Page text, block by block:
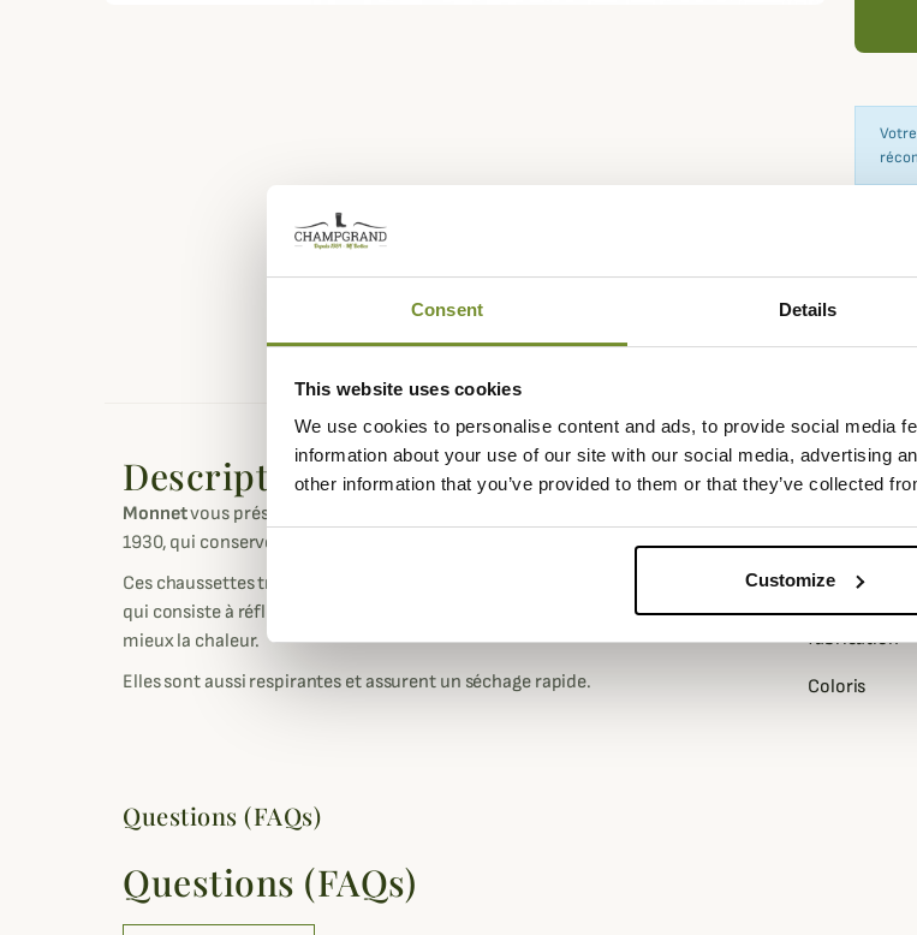
Consent Details
This website uses cookies
We use cookies to personalise content and ads, to provide social media
information about your use of our site with our social media, advertising
other information that you’ve provided to them or that they’ve collected
Customize
Description
Monnetvous présente ces sous-chaussettes Thermiques, conçues en France depuis
1930, qui conserve la chaleur de votre corps pour agir comme un véritable isolant.
Ces chaussettes très fines sont dotées de la technologie IR-REFLEX TECHNOLOGIE
qui consiste à réfléchir les infrarouges émit par le corps et donc de conserver au
mieux la chaleur.
Elles sont aussi respirantes et assurent un séchage rapide.
Fiche
Pays de
fabrication
Coloris
Questions (FAQs)
Questions (FAQs)